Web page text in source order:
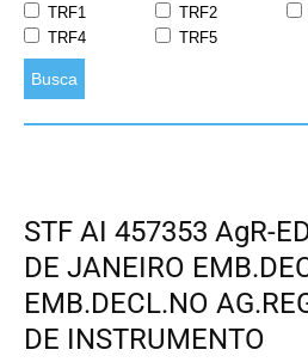
TRF1
TRF2
TRF4
TRF5
Busca
STF AI 457353 AgR-
DE JANEIRO
EMB.DECL.NO
DE INSTRUMENTO